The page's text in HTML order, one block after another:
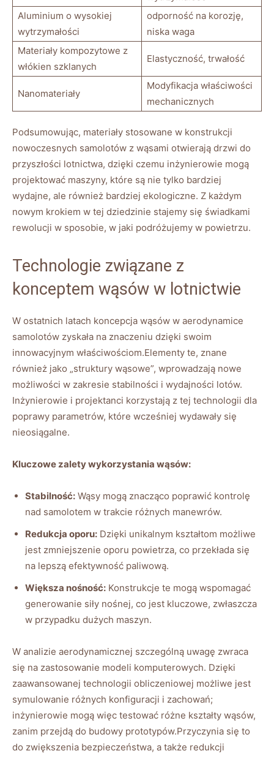
Aluminium o wysokiej
wytrzymałości
odporność na korozję,
niska waga
Materiały ⁣kompozytowe z
włókien‍ szklanych
Elastyczność, trwałość
Nanomateriały
Modyfikacja właściwości
mechanicznych
Podsumowując, materiały stosowane w konstrukcji
nowoczesnych samolotów ‍z wąsami otwierają drzwi do
przyszłości lotnictwa, dzięki czemu inżynierowie mogą
projektować maszyny, które są nie tylko bardziej
wydajne, ale ‍również bardziej ekologiczne. Z ⁤każdym
nowym krokiem w tej dziedzinie stajemy się ‌świadkami
rewolucji w sposobie, w ⁣jaki podróżujemy w powietrzu.
Technologie związane z​
konceptem wąsów w⁢ lotnictwie
W ostatnich latach koncepcja wąsów w aerodynamice
samolotów zyskała na znaczeniu dzięki swoim
innowacyjnym właściwościom.Elementy te, znane
również jako „struktury wąsowe”, wprowadzają nowe
możliwości w zakresie stabilności i wydajności lotów.
Inżynierowie i ⁤projektanci korzystają z tej technologii​ dla
poprawy parametrów, które wcześniej wydawały się
nieosiągalne.
Kluczowe zalety wykorzystania wąsów:
Stabilność: Wąsy mogą znacząco poprawić kontrolę
nad samolotem w‌ trakcie różnych manewrów.
Redukcja oporu: Dzięki unikalnym kształtom możliwe⁢
jest zmniejszenie oporu powietrza, co przekłada się
na lepszą efektywność paliwową.
Większa nośność: Konstrukcje te mogą‌ wspomagać
⁢generowanie siły nośnej, co jest kluczowe, zwłaszcza⁢
w przypadku dużych maszyn.
W analizie aerodynamicznej szczególną uwagę ⁢zwraca
się na zastosowanie modeli komputerowych. Dzięki
zaawansowanej technologii obliczeniowej możliwe jest
symulowanie różnych konfiguracji i zachowań;
inżynierowie ‌mogą więc⁤ testować różne kształty ‌wąsów,
zanim przejdą do budowy prototypów.Przyczynia się to
do zwiększenia ‌bezpieczeństwa, a także‌ redukcji